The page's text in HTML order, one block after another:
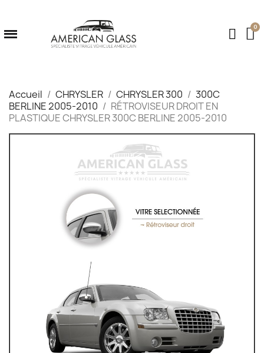
Accueil CHRYSLER CHRYSLER 300
300C
BERLINE 2005-2010
RÉTROVISEUR DROIT EN
PLASTIQUE CHRYSLER 300C BERLINE 2005-2010